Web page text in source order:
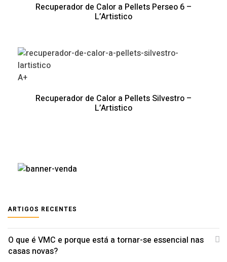
Recuperador de Calor a Pellets Perseo 6 –
L’Artistico
A+
Recuperador de Calor a Pellets Silvestro –
L’Artistico
ARTIGOS RECENTES
O que é VMC e porque está a tornar-se essencial nas
casas novas?